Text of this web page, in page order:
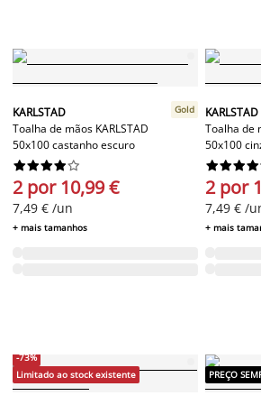
KARLSTAD
Toalha de mãos KARLSTAD
50x100 castanho escuro
Gold






2 por 10,99 €
7,49 € /un
+ mais tamanhos
KARLSTAD
Toalha de
50x100





2 por
7,49 € /
+ mais
-73%
Limitado ao stock existente
PREÇO